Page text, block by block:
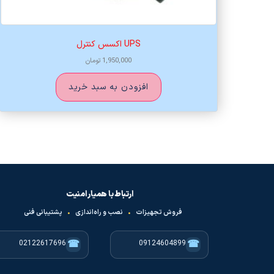
UPS اکسس کنترل
1,950,000 تومان
افزودن به سبد خرید
ارتباط با همیار امنیت
فروش تجهیزات • نصب و راه‌اندازی • پشتیبانی فنی
☎
09124604899
☎
02122617696